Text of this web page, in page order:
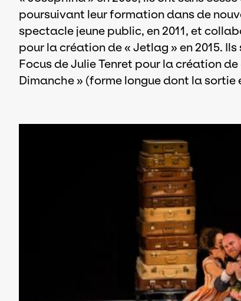
poursuivant leur formation dans de
spectacle jeune public, en 2011, et
pour la création de « Jetlag » en 2015.
Focus de Julie Tenret pour la création
Dimanche » (forme longue dont la sortie